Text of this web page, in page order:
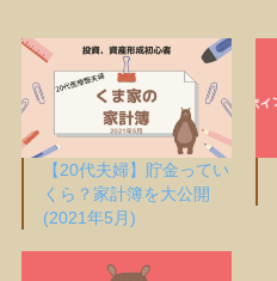
【20代夫婦】貯金ってい
くら？家計簿を大公開
(2021年5月)